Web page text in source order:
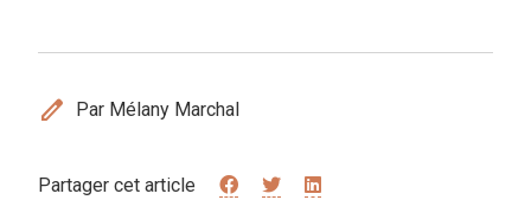
edit Par Mélany Marchal
Partager cet article